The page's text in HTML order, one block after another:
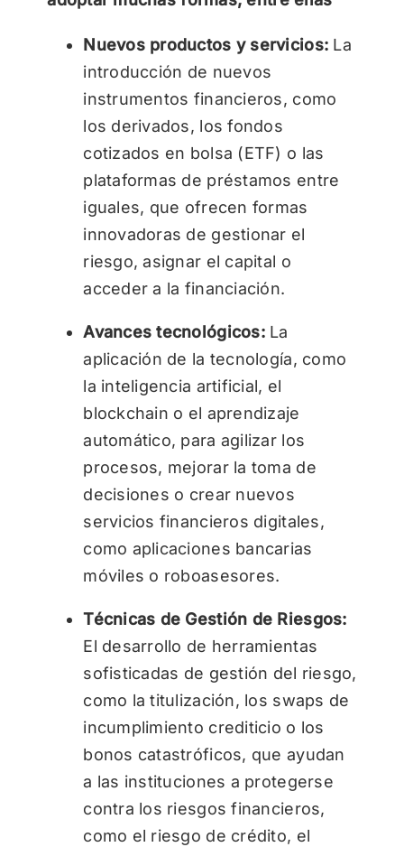
Nuevos productos y servicios: La
introducción de nuevos
instrumentos financieros, como
los derivados, los fondos
cotizados en bolsa (ETF) o las
plataformas de préstamos entre
iguales, que ofrecen formas
innovadoras de gestionar el
riesgo, asignar el capital o
acceder a la financiación.
Avances tecnológicos:La
aplicación de la tecnología, como
la inteligencia artificial, el
blockchain o el aprendizaje
automático, para agilizar los
procesos, mejorar la toma de
decisiones o crear nuevos
servicios financieros digitales,
como aplicaciones bancarias
móviles o roboasesores.
Técnicas de Gestión de Riesgos:
El desarrollo de herramientas
sofisticadas de gestión del riesgo,
como la titulización, los swaps de
incumplimiento crediticio o los
bonos catastróficos, que ayudan
a las instituciones a protegerse
contra los riesgos financieros,
como el riesgo de crédito, el